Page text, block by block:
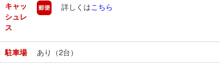
キャッ
シュレ
ス
郵便
詳しくはこちら
駐車場 あり（2台）